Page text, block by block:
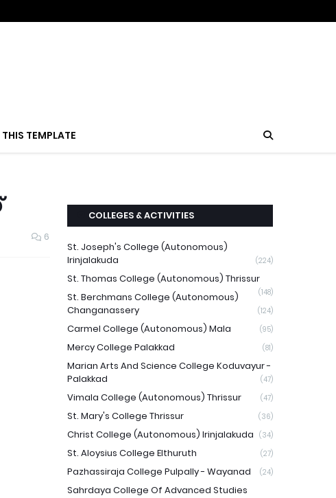
TEMPLATE
6
COLLEGES & ACTIVITIES
St. Joseph's College (Autonomous)
Irinjalakuda
(224)
St. Thomas College (Autonomous) Thrissur
(148)
St. Berchmans College (Autonomous)
Changanassery
(124)
Carmel College (Autonomous) Mala (95)
Mercy College Palakkad (81)
Marian Arts And Science College Koduvayur -
Palakkad
(47)
Vimala College (Autonomous) Thrissur (47)
St. Mary's College Thrissur (36)
Christ College (Autonomous) Irinjalakuda (34)
St. Aloysius College Elthuruth (27)
Pazhassiraja College Pulpally - Wayanad (24)
Sahrdaya College Of Advanced Studies